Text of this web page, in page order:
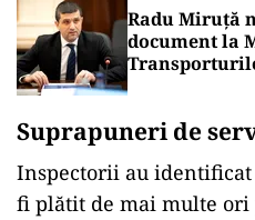
Radu Miruță
document la
Suprapuneri de
Inspectorii au
fi plătit de mai multe